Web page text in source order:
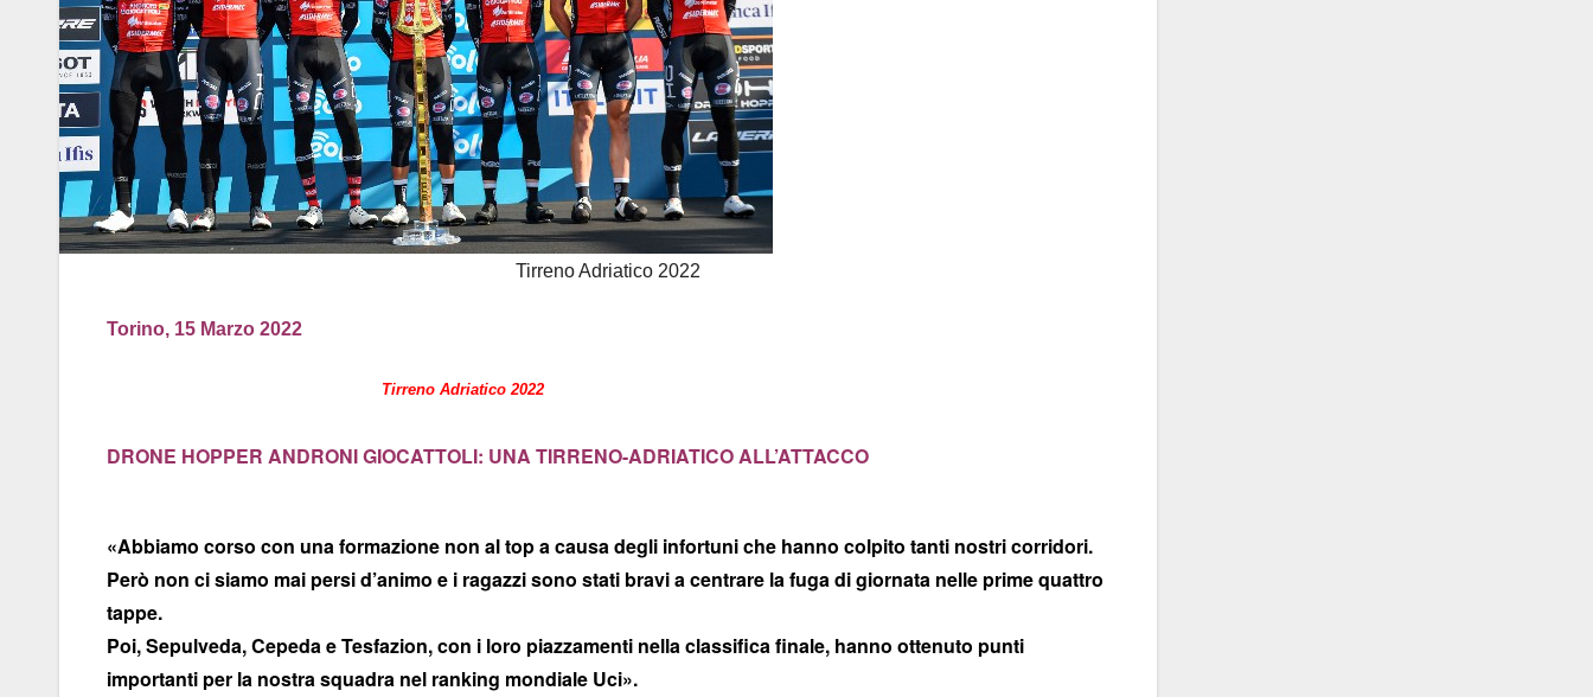
Tirreno Adriatico 2022
Torino, 15 Marzo 2022
Tirreno Adriatico 2022
DRONE HOPPER ANDRONI GIOCATTOLI: UNA TIRRENO-ADRIATICO ALL’ATTACCO
«Abbiamo corso con una formazione non al top a causa degli infortuni che hanno colpito tanti nostri corridori.
Però non ci siamo mai persi d’animo e i ragazzi sono stati bravi a centrare la fuga di giornata nelle prime quattro
tappe.
Poi, Sepulveda, Cepeda e Tesfazion, con i loro piazzamenti nella classifica finale, hanno ottenuto punti
importanti per la nostra squadra nel ranking mondiale Uci».